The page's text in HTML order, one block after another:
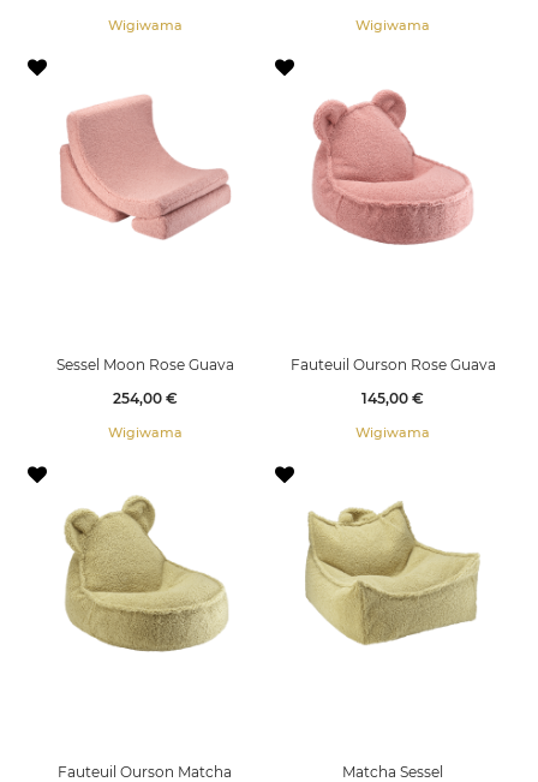
Wigiwama Wigiwama
Sessel Moon Rose Guava
Preis
254,00 €
Wigiwama
Fauteuil Ourson Rose Guava
Preis
145,00 €
Wigiwama
Fauteuil Ourson Matcha
Matcha Sessel